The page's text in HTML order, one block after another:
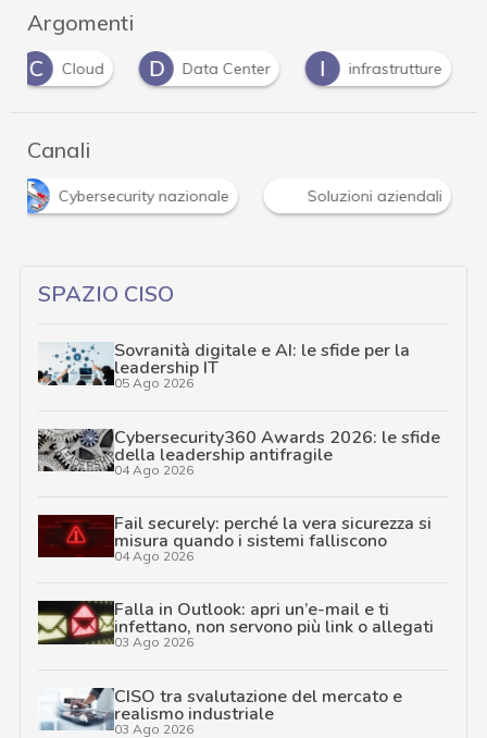
Argomenti
C
Cloud D Data Center I infrastrutture
Canali
Cybersecurity nazionale Soluzioni aziendali
SPAZIO CISO
Sovranità digitale e AI: le sfide per la
leadership IT
05 Ago 2026
Cybersecurity360 Awards 2026: le sfide
della leadership antifragile
04 Ago 2026
Fail securely: perché la vera sicurezza si
misura quando i sistemi falliscono
04 Ago 2026
Falla in Outlook: apri un’e-mail e ti
infettano, non servono più link o allegati
03 Ago 2026
CISO tra svalutazione del mercato e
realismo industriale
03 Ago 2026